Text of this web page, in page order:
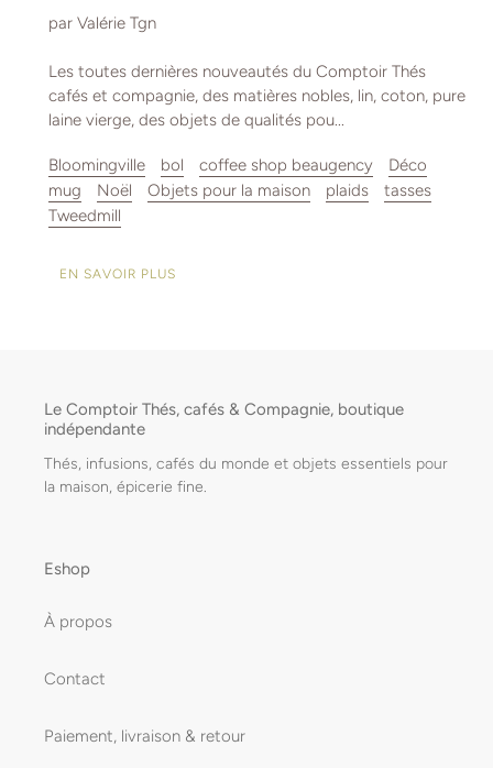
par Valérie Tgn
Les toutes dernières nouveautés du Comptoir Thés
cafés et compagnie, des matières nobles, lin, coton, pure
laine vierge, des objets de qualités pou...
Bloomingville bol coffee shop beaugency
Déco
mug
Noël Objets pour la maison plaids
tasses
Tweedmill
EN SAVOIR PLUS
Le Comptoir Thés, cafés & Compagnie, boutique
indépendante
Thés, infusions, cafés du monde et objets essentiels pour
la maison, épicerie fine.
Eshop
À propos
Contact
Paiement, livraison & retour